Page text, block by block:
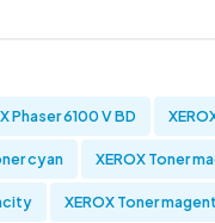
Phaser 6100 V BD
cyan XEROX Toner
XEROX Toner